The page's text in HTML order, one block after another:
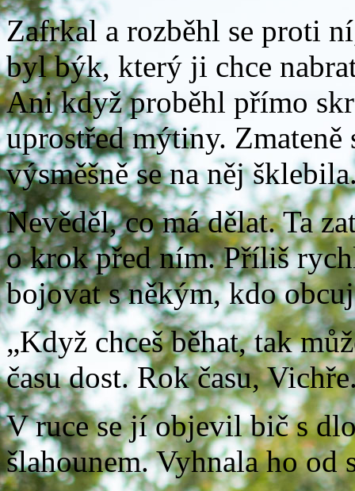
Zafrkal a rozběhl se proti
byl býk, který ji chce
Ani když proběhl přímo
uprostřed mýtiny. Zmateně
výsměšně se na něj
Nevěděl, co má dělat. Ta
o krok před ním. Příliš
bojovat s někým, kdo
„Když chceš běhat, tak
času dost. Rok času,
V ruce se jí objevil bič s
šlahounem. Vyhnala ho od